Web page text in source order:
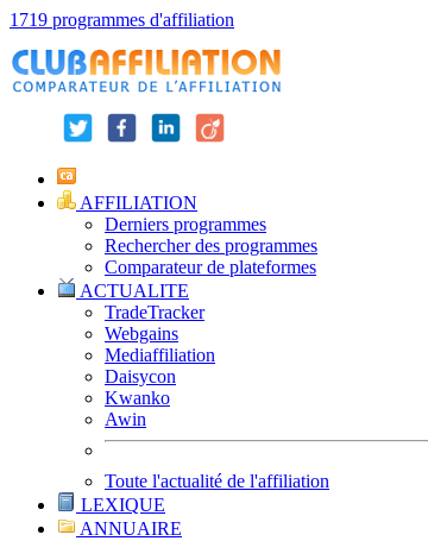
1719 programmes d'affiliation
AFFILIATION
Derniers programmes
Rechercher des programmes
Comparateur de plateformes
ACTUALITE
TradeTracker
Webgains
Mediaffiliation
Daisycon
Kwanko
Awin
Toute l'actualité de l'affiliation
LEXIQUE
ANNUAIRE